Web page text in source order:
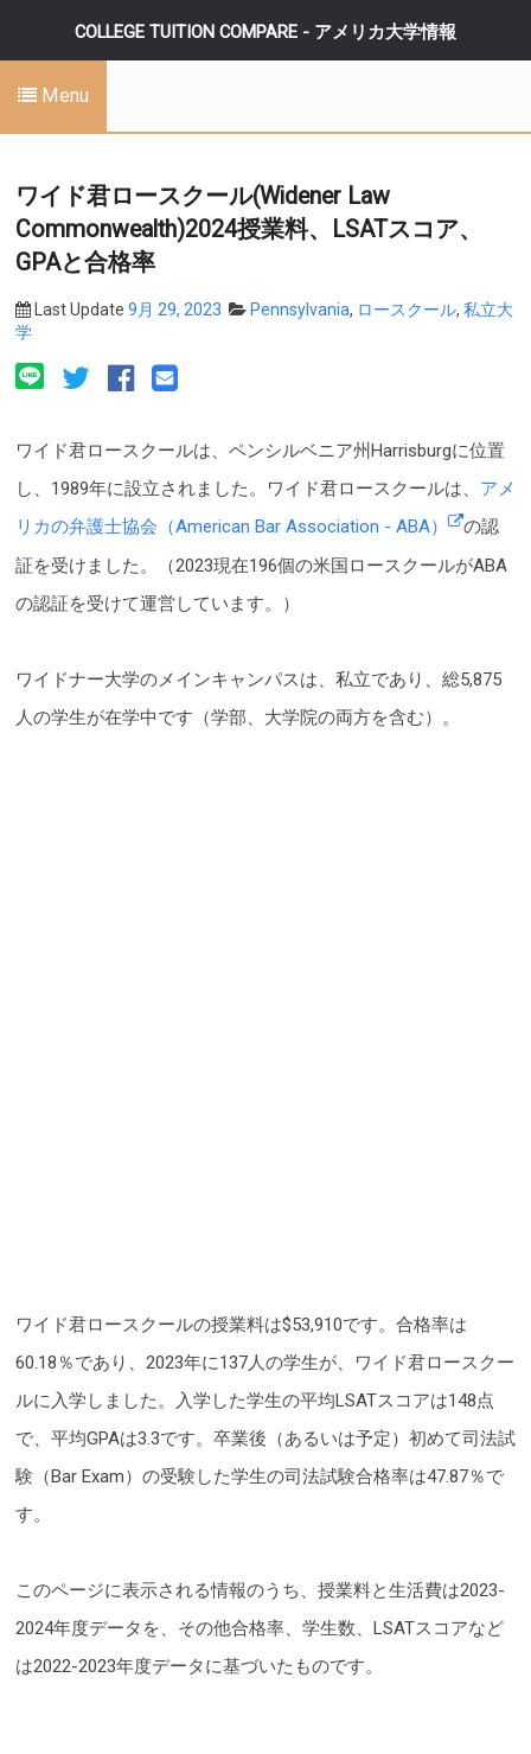
COLLEGE TUITION COMPARE - アメリカ大学情報
Menu
ワイド君ロースクール(Widener Law
Commonwealth)2024授業料、LSATスコア、
GPAと合格率
Last Update 9月 29, 2023 Pennsylvania, ロースクール, 私立大
学
ワイド君ロースクールは、ペンシルベニア州Harrisburgに位置
し、1989年に設立されました。ワイド君ロースクールは、 アメ
リカの弁護士協会（American Bar Association - ABA）
の認
証を受けました。（2023現在196個の米国ロースクールがABA
の認証を受けて運営しています。）
ワイドナー大学のメインキャンパスは、私立であり、総5,875
人の学生が在学中です（学部、大学院の両方を含む）。
ワイド君ロースクールの授業料は$53,910です。合格率は
60.18％であり、2023年に137人の学生が、ワイド君ロースクー
ルに入学しました。入学した学生の平均LSATスコアは148点
で、平均GPAは3.3です。卒業後（あるいは予定）初めて司法試
験（Bar Exam）の受験した学生の司法試験合格率は47.87％で
す。
このページに表示される情報のうち、授業料と生活費は2023-
2024年度データを、その他合格率、学生数、LSATスコアなど
は2022-2023年度データに基づいたものです。